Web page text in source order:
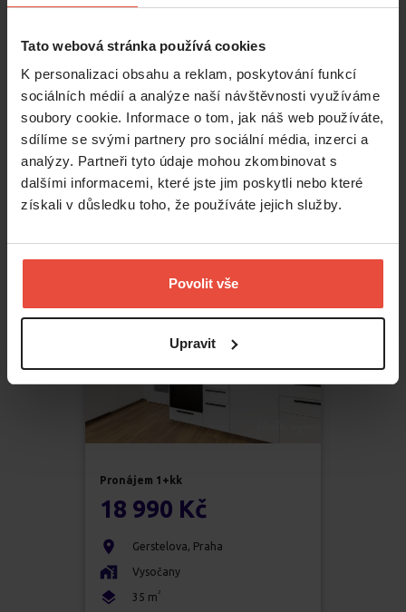
Tato webová stránka používá cookies
K personalizaci obsahu a reklam, poskytování funkcí
sociálních médií a analýze naší návštěvnosti využíváme
soubory cookie. Informace o tom, jak náš web používáte,
sdílíme se svými partnery pro sociální média, inzerci a
analýzy. Partneři tyto údaje mohou zkombinovat s
dalšími informacemi, které jste jim poskytli nebo které
získali v důsledku toho, že používáte jejich služby.
Povolit vše
Upravit
Pronájem 1+kk
14 500 Kč
Voděradská Říčany
Říčany
31m
Pronájem 1+kk
18 990 Kč
Gerstelova, Praha
Vysočany
35 m 2